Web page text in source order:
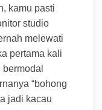
kamu pasti
studio
melewati
pertama kali
“bohong
jadi kacau